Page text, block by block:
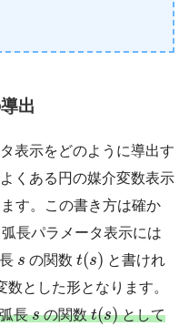
出
表示をどのように導出す
くある円の媒介変数表示
す。この書き方は確か
長パラメータ表示には
s
s の関数 t(s)
t (s ) と書けれ
数とした形となります。
長s
sの関数t(s)
t (s )として